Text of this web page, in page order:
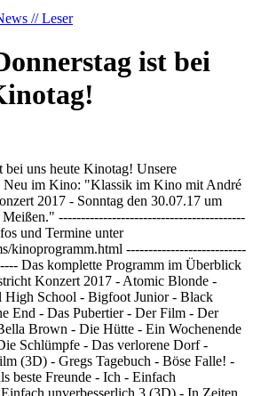
// Leser
ist bei
bei uns heute Kinotag! Unsere
im Kino: "Klassik im Kino mit André
2017 - Sonntag den 30.07.17 um
Meißen." ------------------------------------------
und Termine unter
kinoprogramm.html ---------------------------
Das komplette Programm im Überblick
Konzert 2017 - Atomic Blonde -
High School - Bigfoot Junior - Black
End - Das Pubertier - Der Film - Der
Brown - Die Hütte - Ein Wochenende
Schlümpfe - Das verlorene Dorf -
(3D) - Gregs Tagebuch - Böse Falle! -
beste Freunde - Ich - Einfach
unverbesserlich 3 (3D) - In Zeiten